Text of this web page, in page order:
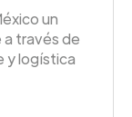
un
través de
y logística